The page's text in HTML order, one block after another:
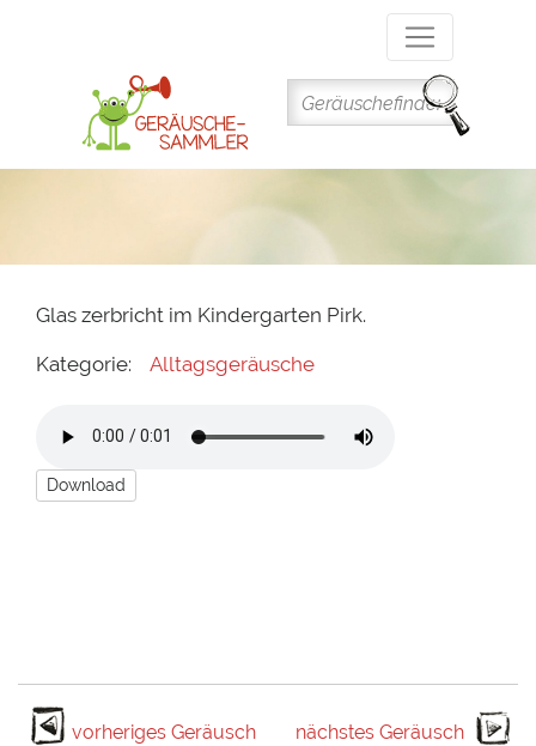
Inhalt
Glas zerbricht im Kindergarten Pirk.
Kategorie: Alltagsgeräusche
Download
vorheriges Geräusch nächstes Geräusch